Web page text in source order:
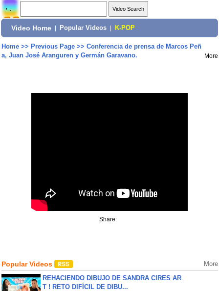
Video Home Popular Videos K-POP
Home>> Previous Page>> Conferencia de prensa de Marcos Peñ
a, Juan José Aranguren y Germán Garavano.
More
Share:
Popular Videos More
REHACIENDO DIBUJO DE SANDRA CIRES AR
T ! RETO DIFÍCIL DE DIBU...